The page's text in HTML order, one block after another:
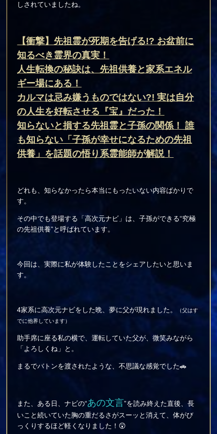
しされていましたね。
【衝撃】先祖霊が死期を告げる!? お盆前に
知るべき霊界の真実！
人生転換の秘訣は、先祖供養と家系エネル
ギー場にある！
カルマは忌み嫌うものではない?! 実は自分
の人生を好転させる『宝』だった！
知らないと損する先祖霊と子孫の関係！ 誰
も知らない「子孫が幸せになるための先祖
供養」を話題の悟り系霊能師が解説！
どれも、知らなかったら本当にもったいない内容ばかりで
す。
その中でも登場する「高次元ナビ」は、子孫ができる“究極
の先祖供養”と呼ばれています。
今回は、実際に私が体験したことをシェアしたいと思いま
す。
4家系に高次元ナビをした晩、夢に父が現れました。
（父はす
でに他界しています）
助手席に座る私の横で、運転していた父が、微笑みながら
「よろしくね」と。
まるでバトンを渡されたような、不思議な感覚でした🚗
また、ある日、ナビの“あの文言”を読み終えた直後、長
いこと続いていた胸の重だるさがスーッと消えて、体がび
っくりするほど軽くなりました！😲